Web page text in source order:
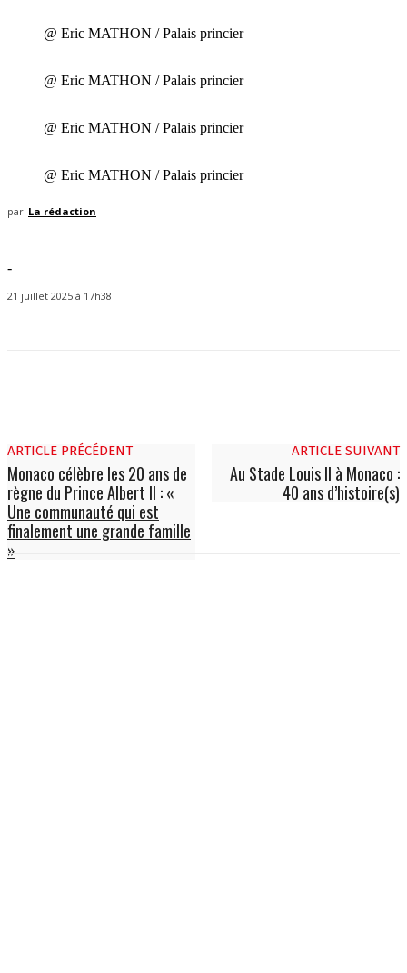
@ Eric MATHON / Palais princier
@ Eric MATHON / Palais princier
@ Eric MATHON / Palais princier
@ Eric MATHON / Palais princier
par La rédaction
-
21 juillet 2025 à 17h38
ARTICLE PRÉCÉDENT
Monaco célèbre les 20 ans de
règne du Prince Albert II : «
Une communauté qui est
finalement une grande famille
»
ARTICLE SUIVANT
Au Stade Louis II à Monaco :
40 ans d’histoire(s)